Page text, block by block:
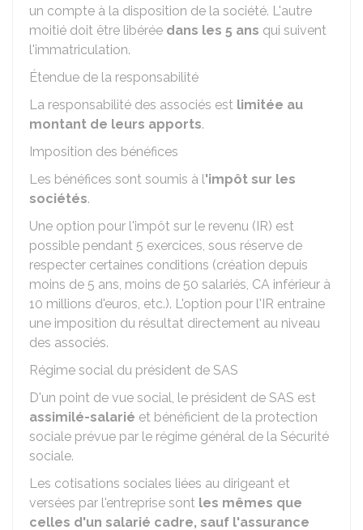
un compte à la disposition de la société. L'autre
moitié doit être libérée dans les 5 ans qui suivent
l'immatriculation.
Étendue de la responsabilité
La responsabilité des associés est limitée au
montant de leurs apports.
Imposition des bénéfices
Les bénéfices sont soumis à l'impôt sur les
sociétés.
Une option pour l'impôt sur le revenu (IR) est
possible pendant 5 exercices, sous réserve de
respecter certaines conditions (création depuis
moins de 5 ans, moins de 50 salariés, CA inférieur à
10 millions d'euros, etc.). L'option pour l'IR entraine
une imposition du résultat directement au niveau
des associés.
Régime social du président de SAS
D'un point de vue social, le président de SAS est
assimilé-salarié et bénéficient de la protection
sociale prévue par le régime général de la Sécurité
sociale.
Les cotisations sociales liées au dirigeant et
versées par l'entreprise sont les mêmes que
celles d'un salarié cadre, sauf l'assurance